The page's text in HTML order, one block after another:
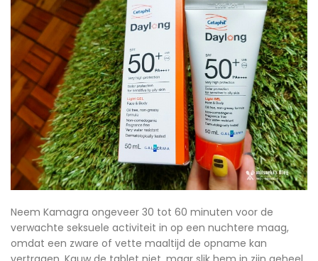
Neem Kamagra ongeveer 30 tot 60 minuten voor de
verwachte seksuele activiteit in op een nuchtere maag,
omdat een zware of vette maaltijd de opname kan